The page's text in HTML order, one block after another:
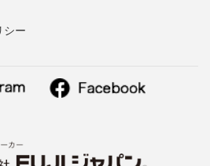
シー